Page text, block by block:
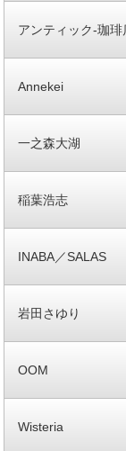
アンティック-珈琲
Annekei
一之森大湖
稲葉浩志
INABA／SALAS
岩田さゆり
OOM
Wisteria